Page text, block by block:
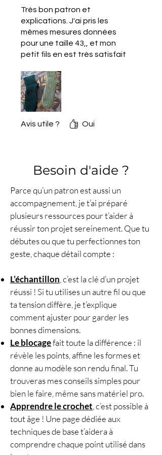
tableaux de tailles et de
mesures
QR codes vers les tutoriels
vidéo et articles techniques
ressources du site
lecrochetdeplume.com
📏Tailles incluses :
(modèle de vêtement –
Intermédiaire
technique du point en côtes et
s’exercer à l’assemblage.
⏱️Temps de réalisation :
environ4 heurespar paire
(selon votre rythme).
🧶Matériel :
Microfiber Acrylic de
Katia(100 % acrylique,
100 g / 210 m, coloris rose
réf. 503)
1 pelote pour une paire
Fil de construction (1 mètre
de fil de même épaisseur,
couleur contrastante)
Crochetn° 4,5
Ciseaux, mètre ruban,
nécessaire de couture et de
blocage
🔁Points utilisés :
Maille en l’air (m.l.)
Très bon patron et
explications. J'ai pris les
mêmes mesures données
pour une taille 43,, et mon
petit fils en est très satisfait
Avis utile ? Oui
Besoin d'aide ?
Parce qu’un patron est aussi un
accompagnement, je t’ai préparé
plusieurs ressources pour t’aider à
réussir ton projet sereinement. Que tu
débutes ou que tu perfectionnes ton
geste, chaque détail compte :
L’échantillon , c’est la clé d’un projet
réussi ! Si tu utilises un autre fil ou que
ta tension diffère, je t’explique
comment ajuster pour garder les
bonnes dimensions.
Le blocagefait toute la différence : il
révèle les points, affine les formes et
donne au modèle son rendu final. Tu
trouveras mes conseils simples pour
bien le faire, même sans matériel pro.
Apprendre le crochet , c’est possible à
tout âge ! Une page dédiée aux
techniques de base t’aidera à
comprendre chaque point utilisé dans